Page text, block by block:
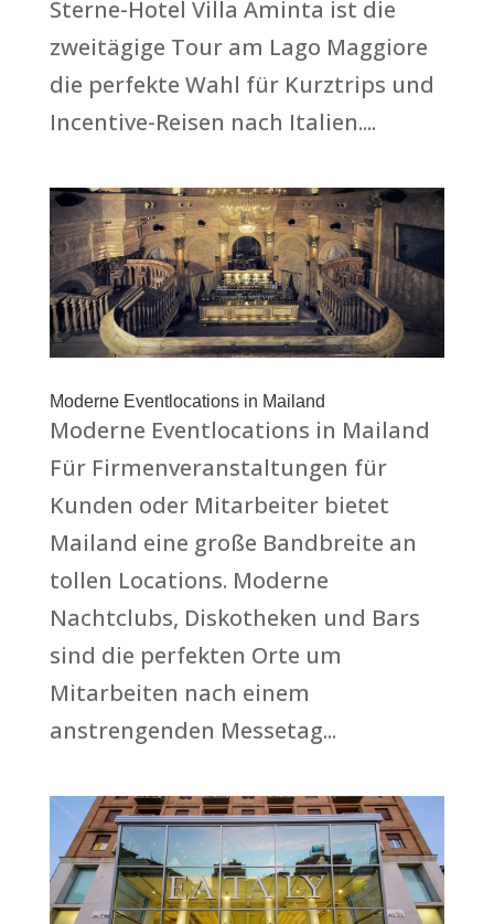
Sterne-Hotel Villa Aminta ist die
zweitägige Tour am Lago Maggiore
die perfekte Wahl für Kurztrips und
Incentive-Reisen nach Italien....
Moderne Eventlocations in Mailand
Moderne Eventlocations in Mailand
Für Firmenveranstaltungen für
Kunden oder Mitarbeiter bietet
Mailand eine große Bandbreite an
tollen Locations. Moderne
Nachtclubs, Diskotheken und Bars
sind die perfekten Orte um
Mitarbeiten nach einem
anstrengenden Messetag...